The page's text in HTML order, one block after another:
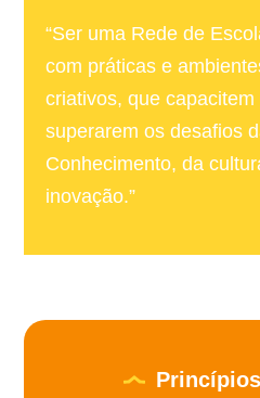
“Ser uma Rede de
com práticas e
criativos, que
superarem os desafios
Conhecimento, da
inovação.”